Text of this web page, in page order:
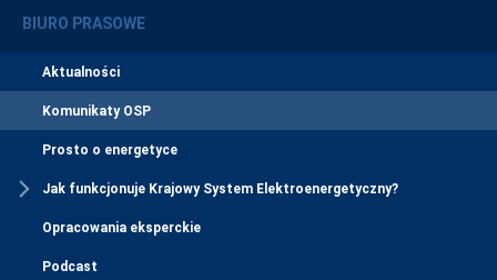
BIURO PRASOWE
Aktualności
Komunikaty OSP
Prosto o energetyce
Jak funkcjonuje Krajowy System Elektroenergetyczny?
Opracowania eksperckie
Podcast